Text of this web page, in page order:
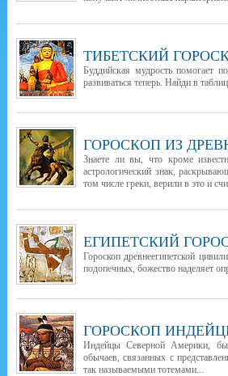
ТИБЕТСКИЙ
Буддийская мудрость помогает
развиваться теперь. Найди в
ГОРОСКОП ИЗ
Знаете ли вы, что кроме
астрологический знак,
том числе греки, верили в это и
ЕГИПЕТСКИЙ
Гороскоп древнеегипетской
подопечных, божество наделяет
ГОРОСКОП
Индейцы Северной Америки,
обычаев, связанных с
так называемыми тотемами...